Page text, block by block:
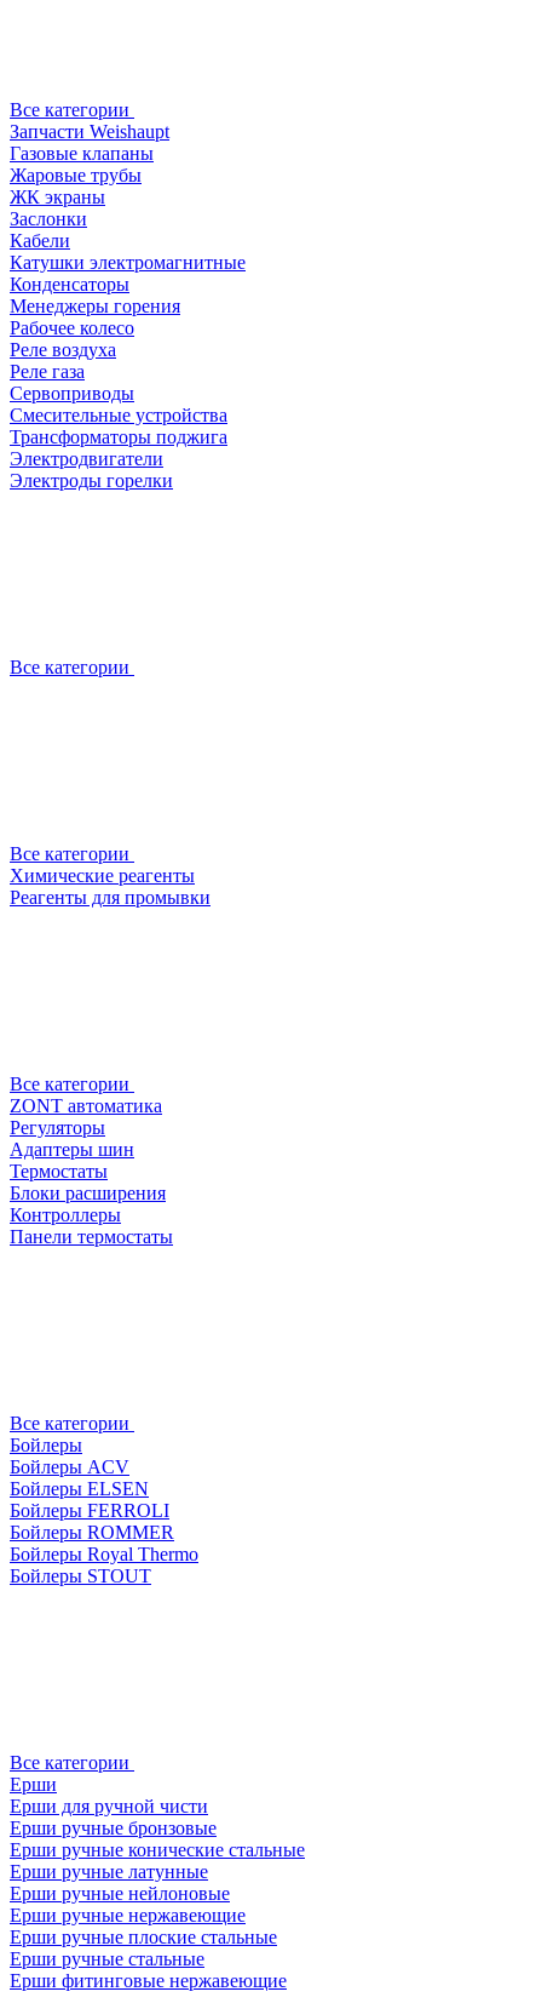
Все категории
Запчасти Weishaupt
Газовые клапаны
Жаровые трубы
ЖК экраны
Заслонки
Кабели
Катушки электромагнитные
Конденсаторы
Менеджеры горения
Рабочее колесо
Реле воздухa
Реле газа
Сервоприводы
Смесительные устройства
Трансформаторы поджига
Электродвигатели
Электроды горелки
Все категории
Все категории
Химические реагенты
Реагенты для промывки
Все категории
ZONT автоматика
Регуляторы
Адаптеры шин
Термостаты
Блоки расширения
Контроллеры
Панели термостаты
Все категории
Бойлеры
Бойлеры ACV
Бойлеры ELSEN
Бойлеры FERROLI
Бойлеры ROMMER
Бойлеры Royal Thermo
Бойлеры STOUT
Все категории
Ерши
Ерши для ручной чисти
Ерши ручные бронзовые
Ерши ручные конические стальные
Ерши ручные латунные
Ерши ручные нейлоновые
Ерши ручные нержавеющие
Ерши ручные плоские стальные
Ерши ручные стальные
Ерши фитинговые нержавеющие